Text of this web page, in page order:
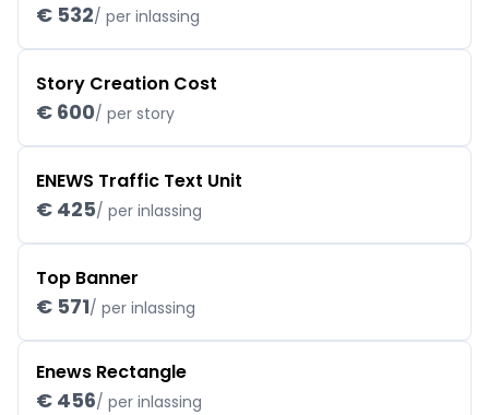
€ 532/ per inlassing
Story Creation Cost
€ 600/ per story
ENEWS Traffic Text Unit
€ 425/ per inlassing
Top Banner
€ 571/ per inlassing
Enews Rectangle
€ 456/ per inlassing